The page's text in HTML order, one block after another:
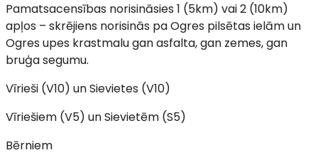
Pamatsacensības norisināsies 1 (5km) vai 2 (10km)
apļos – skrējiens norisinās pa Ogres pilsētas ielām un
Ogres upes krastmalu gan asfalta, gan zemes, gan
bruģa segumu.
Vīrieši (V10) un Sievietes (V10)
Vīriešiem (V5) un Sievietēm (S5)
Bērniem